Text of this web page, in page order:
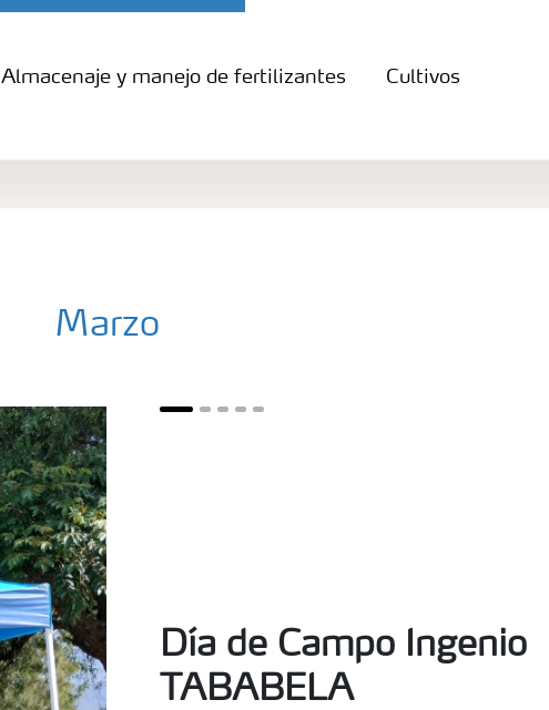
Almacenaje y manejo de fertilizantes Cultivos
Marzo
Día de Campo Ingenio
TABABELA